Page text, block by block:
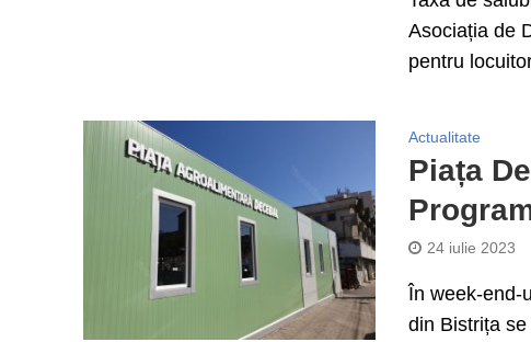
Asociația de
pentru
Actualitate
Piața
24 iulie 2023
În week-end-
din Bistrița